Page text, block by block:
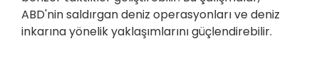
ABD'nin saldırgan deniz operasyonları ve deniz
inkarına yönelik yaklaşımlarını güçlendirebilir.